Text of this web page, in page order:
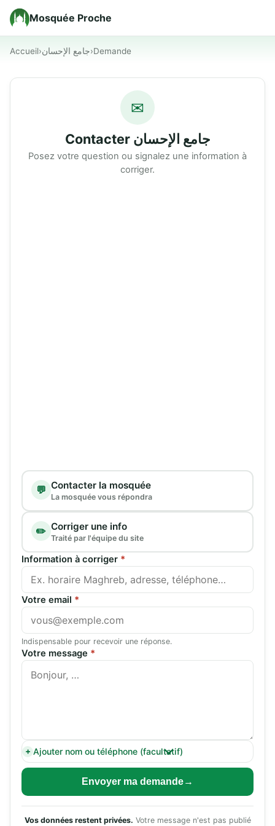
Mosquée Proche
Accueil›جامع الإحسان›Demande
✉
Contacter جامع الإحسان
Posez votre question ou signalez une information à
corriger.
Type de demande
💬 Contacter la mosquée
La mosquée vous répondra
✏️ Corriger une info
Traité par l'équipe du site
Information à corriger *
Votre email *
Indispensable pour recevoir une réponse.
Votre message *
Ajouter nom ou téléphone (facultatif)
Envoyer ma demande
Vos données restent privées. Votre message n'est pas publié